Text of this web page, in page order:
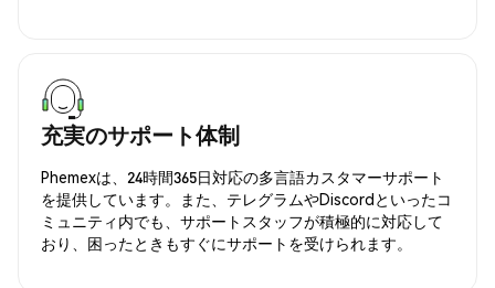
充実のサポート体制
Phemexは、24時間365日対応の多言語カスタマーサポート
を提供しています。また、テレグラムやDiscordといったコ
ミュニティ内でも、サポートスタッフが積極的に対応して
おり、困ったときもすぐにサポートを受けられます。